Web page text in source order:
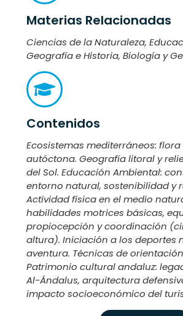
Materias Relacionadas
Ciencias de la Naturaleza,
Geografía e Historia, Biología y
Contenidos
Ecosistemas mediterráneos:
autóctona. Geografía litoral y
del Sol. Educación Ambiental:
entorno natural, sostenibilidad y
Actividad física en el medio
habilidades motrices básicas,
propiocepción y coordinación
altura). Iniciación a los deportes
aventura. Técnicas de
Patrimonio cultural andaluz:
Al-Ándalus, arquitectura
impacto socioeconómico del